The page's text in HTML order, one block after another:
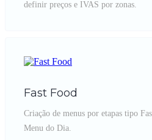
definir preços e IVAS por zonas.
Fast Food
Criação de menus por etapas tipo
Menu do Dia.